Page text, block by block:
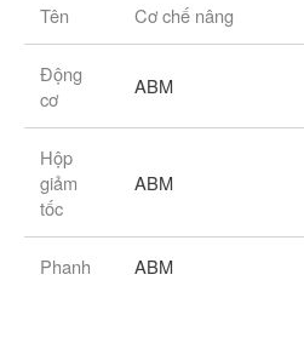
Tên Cơ chế nâng
Động
cơ
ABM
Hộp
giảm
tốc
ABM
Phanh ABM